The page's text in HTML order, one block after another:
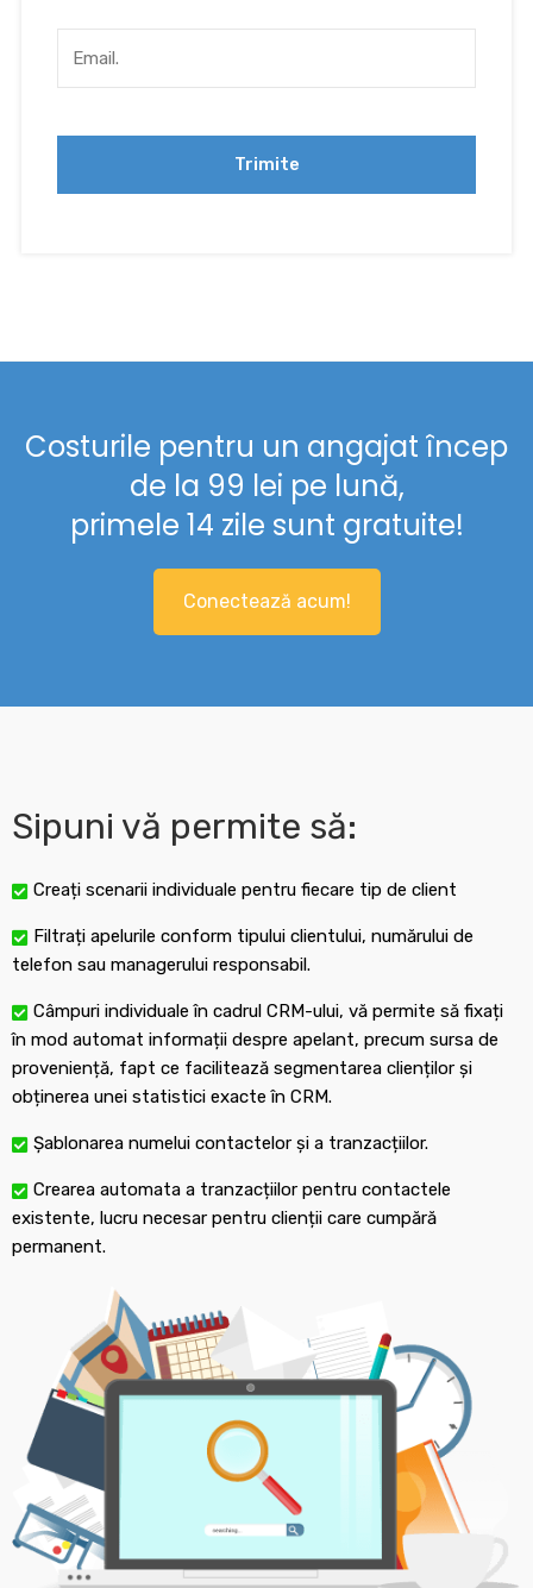
Costurile pentru un angajat încep
de la 99 lei pe lună,
primele 14 zile sunt gratuite!
Conectează acum!
Sipuni vă permite să:
Creați scenarii individuale pentru fiecare tip de client
Filtrați apelurile conform tipului clientului, numărului de
telefon sau managerului responsabil.
Câmpuri individuale în cadrul CRM-ului, vă permite să fixați
în mod automat informații despre apelant, precum sursa de
proveniență, fapt ce facilitează segmentarea clienților și
obținerea unei statistici exacte în CRM.
Șablonarea numelui contactelor și a tranzacțiilor.
Crearea automata a tranzacțiilor pentru contactele
existente, lucru necesar pentru clienții care cumpără
permanent.